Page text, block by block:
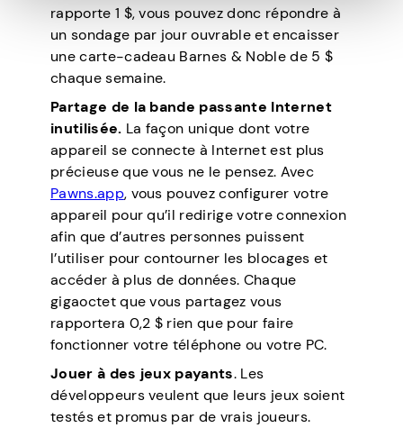
rapporte 1 $, vous pouvez donc répondre à
un sondage par jour ouvrable et encaisser
une carte-cadeau Barnes & Noble de 5 $
chaque semaine.
Partage de la bande passante Internet
inutilisée. La façon unique dont votre
appareil se connecte à Internet est plus
précieuse que vous ne le pensez. Avec
Pawns.app, vous pouvez configurer votre
appareil pour qu’il redirige votre connexion
afin que d’autres personnes puissent
l’utiliser pour contourner les blocages et
accéder à plus de données. Chaque
gigaoctet que vous partagez vous
rapportera 0,2 $ rien que pour faire
fonctionner votre téléphone ou votre PC.
Jouer à des jeux payants. Les
développeurs veulent que leurs jeux soient
testés et promus par de vrais joueurs.